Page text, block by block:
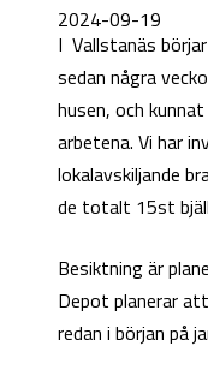
2024-09-19
I Vallstanäs
sedan några
husen, och
arbetena. Vi har
lokalavskiljande
de totalt 15st
Besiktning är
Depot planerar
redan i början på